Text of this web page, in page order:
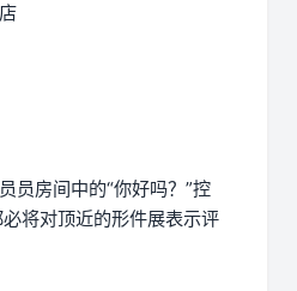
员房间中的“你好吗？”控
将对顶近的形件展表示评